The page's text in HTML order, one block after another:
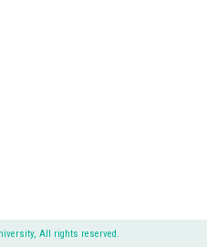
All rights reserved.